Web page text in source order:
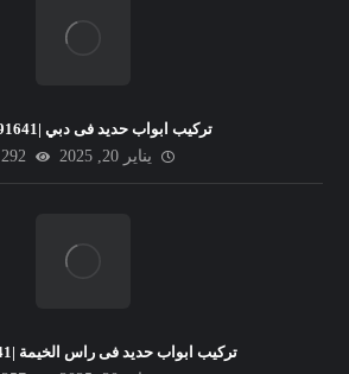
تركيب ابواب حديد فى دبي |0506691641
يناير 20, 2025
292
تركيب ابواب حديد فى راس الخيمة |0506691641